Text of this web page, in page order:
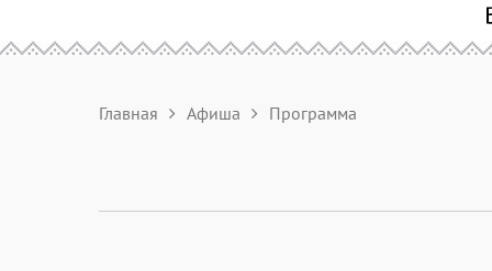
Главная Афиша Программа